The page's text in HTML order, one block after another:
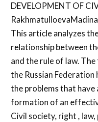
DEVELOPMENT OF
This article analyzes
relationship between
and the rule of law.
the Russian Federation
the problems that have
formation of an
Civil society, right ,